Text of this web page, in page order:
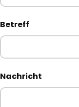
Betreff
Nachricht